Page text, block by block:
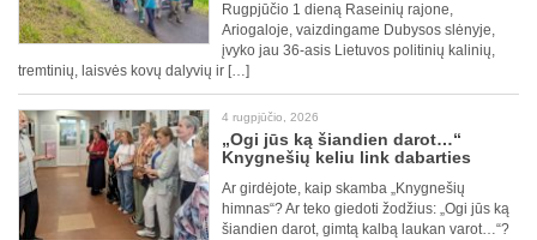
Rugpjūčio 1 dieną Raseinių rajone,
Ariogaloje, vaizdingame Dubysos slėnyje,
įvyko jau 36-asis Lietuvos politinių kalinių,
tremtinių, laisvės kovų dalyvių ir […]
4 rugpjūčio, 2026
„Ogi jūs ką šiandien darot…“
Knygnešių keliu link dabarties
Ar girdėjote, kaip skamba „Knygnešių
himnas“? Ar teko giedoti žodžius: „Ogi jūs ką
šiandien darot, gimtą kalbą laukan varot…“?